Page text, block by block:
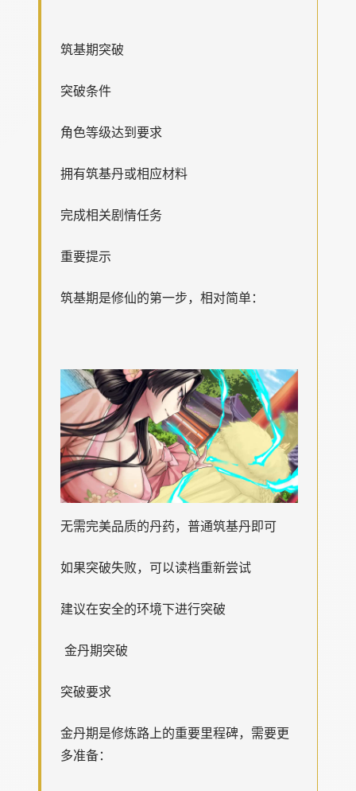
筑基期突破
突破条件
角色等级达到要求
拥有筑基丹或相应材料
完成相关剧情任务
重要提示
筑基期是修仙的第一步，相对简单：
无需完美品质的丹药，普通筑基丹即可
如果突破失败，可以读档重新尝试
建议在安全的环境下进行突破
金丹期突破
突破要求
金丹期是修炼路上的重要里程碑，需要更
多准备：